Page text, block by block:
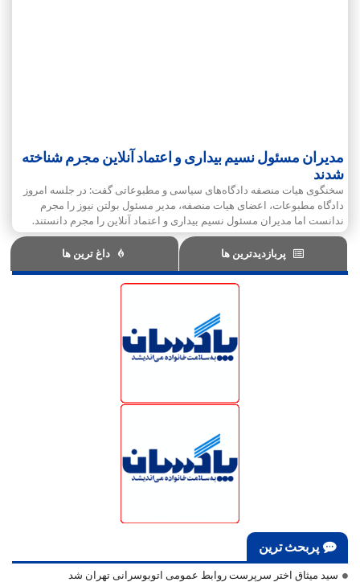
مدیران مسئول نسیم بیداری و اعتماد آنلاین مجرم شناخته
شدند
سخنگوی هیات منصفه دادگاه‌های سیاسی و مطبوعاتی گفت: در جلسه امروز
دادگاه مطبوعات، اعضای هیات منصفه، مدیر مسئول بولتن نیوز را مجرم
ندانست اما مدیران مسئول نسیم بیداری و اعتماد آنلاین را مجرم دانستند.
پربازدیدترین ها داغ ترین ها
پربحث ترین
سید میثاق اختر سرپرست روابط عمومی اتوبوسرانی تهران شد